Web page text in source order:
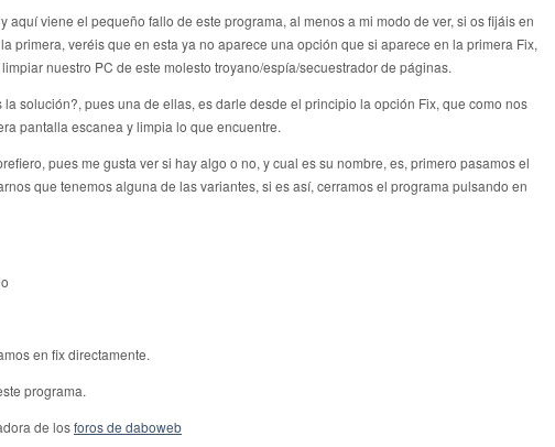
aquí viene el pequeño fallo de este programa, al menos a mi modo de ver, si os fijáis en
primera, veréis que en esta ya no aparece una opción que si aparece en la primera Fix,
nuestro PC de este molesto troyano/espía/secuestrador de páginas.
la solución?, pues una de ellas, es darle desde el principio la opción Fix, que como nos
pantalla escanea y limpia lo que encuentre.
pues me gusta ver si hay algo o no, y cual es su nombre, es, primero pasamos el
que tenemos alguna de las variantes, si es así, cerramos el programa pulsando en
en fix directamente.
programa.
de losforos de daboweb